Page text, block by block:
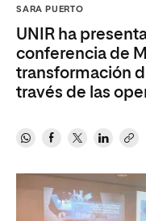
SARA PUERTO
UNIR ha
conferencia de
transformación
través de las